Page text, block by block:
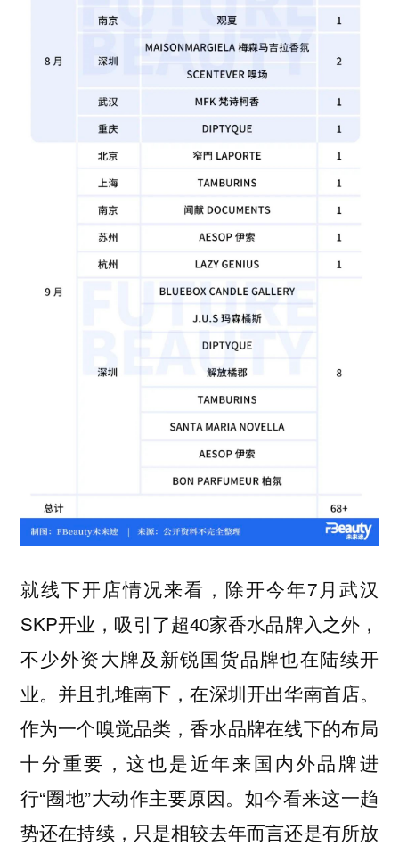
就线下开店情况来看，除开今年7月武汉
SKP开业，吸引了超40家香水品牌入之外，
不少外资大牌及新锐国货品牌也在陆续开
业。并且扎堆南下，在深圳开出华南首店。
作为一个嗅觉品类，香水品牌在线下的布局
十分重要，这也是近年来国内外品牌进
行“圈地”大动作主要原因。如今看来这一趋
势还在持续，只是相较去年而言还是有所放